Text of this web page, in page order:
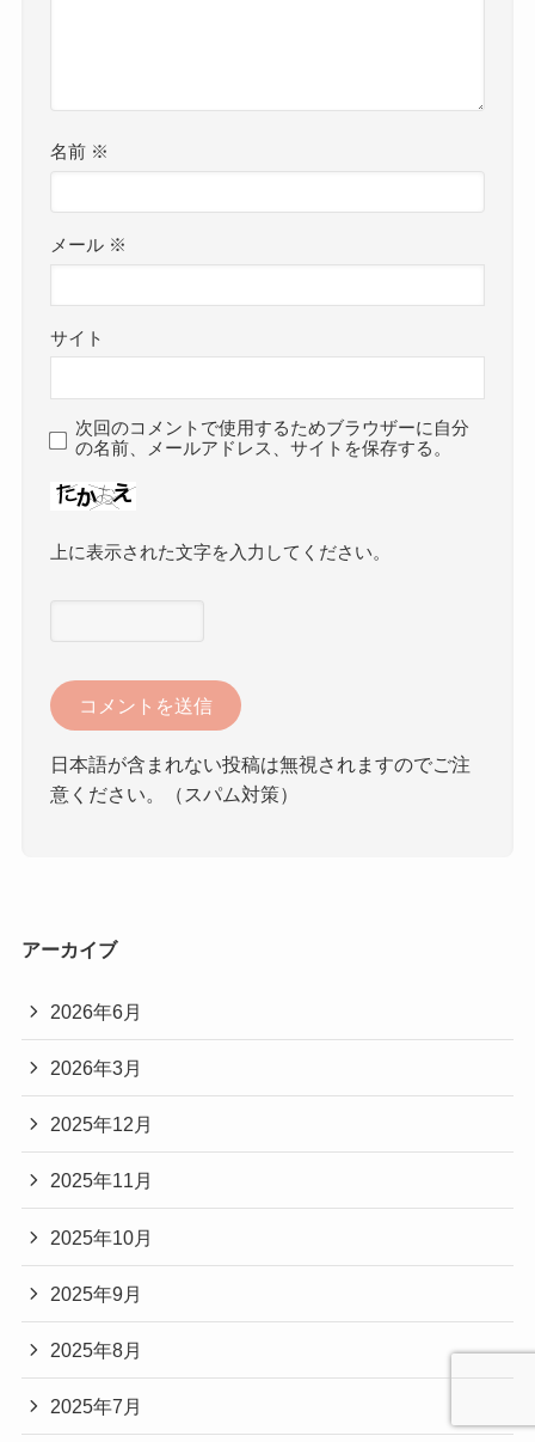
名前 ※
メール ※
サイト
次回のコメントで使用するためブラウザーに自分
の名前、メールアドレス、サイトを保存する。
上に表示された文字を入力してください。
日本語が含まれない投稿は無視されますのでご注
意ください。（スパム対策）
アーカイブ
2026年6月
2026年3月
2025年12月
2025年11月
2025年10月
2025年9月
2025年8月
2025年7月